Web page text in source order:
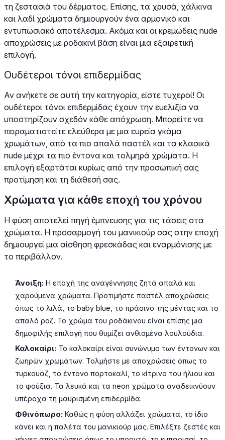
τη ζεστασιά του δέρματος. Επίσης, τα χρυσά, χάλκινα
και λαδί χρώματα δημιουργούν ένα αρμονικό και
εντυπωσιακό αποτέλεσμα. Ακόμα και οι κρεμώδεις nude
αποχρώσεις με ροδακινί βάση είναι μια εξαιρετική
επιλογή.
Ουδέτεροι τόνοι επιδερμίδας
Αν ανήκετε σε αυτή την κατηγορία, είστε τυχεροί! Οι
ουδέτεροι τόνοι επιδερμίδας έχουν την ευελιξία να
υποστηρίζουν σχεδόν κάθε απόχρωση. Μπορείτε να
πειραματιστείτε ελεύθερα με μια ευρεία γκάμα
χρωμάτων, από τα πιο απαλά παστέλ και τα κλασικά
nude μέχρι τα πιο έντονα και τολμηρά χρώματα. Η
επιλογή εξαρτάται κυρίως από την προσωπική σας
προτίμηση και τη διάθεσή σας.
Χρώματα για κάθε εποχή του χρόνου
Η φύση αποτελεί πηγή έμπνευσης για τις τάσεις στα
χρώματα. Η προσαρμογή του μανικιούρ σας στην εποχή
δημιουργεί μια αίσθηση φρεσκάδας και εναρμόνισης με
το περιβάλλον.
Άνοιξη: Η εποχή της αναγέννησης ζητά απαλά και
χαρούμενα χρώματα. Προτιμήστε παστέλ αποχρώσεις
όπως το λιλά, το baby blue, το πράσινο της μέντας και το
απαλό ροζ. Το χρώμα του ροδάκινου είναι επίσης μια
δημοφιλής επιλογή που θυμίζει ανθισμένα λουλούδια.
Καλοκαίρι: Το καλοκαίρι είναι συνώνυμο των έντονων και
ζωηρών χρωμάτων. Τολμήστε με αποχρώσεις όπως το
τυρκουάζ, το έντονο πορτοκαλί, το κίτρινο του ήλιου και
το φούξια. Τα λευκά και τα neon χρώματα αναδεικνύουν
υπέροχα τη μαυρισμένη επιδερμίδα.
Φθινόπωρο: Καθώς η φύση αλλάζει χρώματα, το ίδιο
κάνει και η παλέτα του μανικιούρ μας. Επιλέξτε ζεστές και